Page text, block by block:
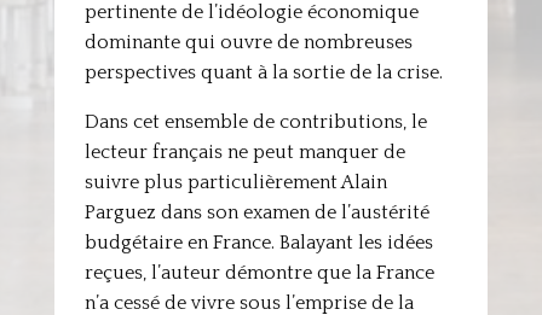
pertinente de l’idéologie économique
dominante qui ouvre de nombreuses
perspectives quant à la sortie de la crise.
Dans cet ensemble de contributions, le
lecteur français ne peut manquer de
suivre plus particulièrement Alain
Parguez dans son examen de l’austérité
budgétaire en France. Balayant les idées
reçues, l’auteur démontre que la France
n’a cessé de vivre sous l’emprise de la